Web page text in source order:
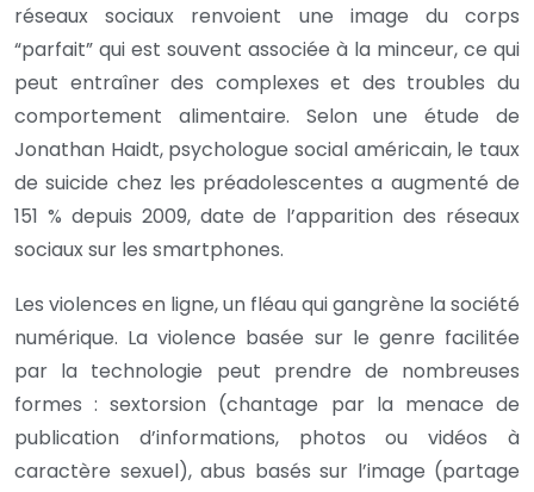
réseaux sociaux renvoient une image du corps
“parfait” qui est souvent associée à la minceur, ce qui
peut entraîner des complexes et des troubles du
comportement alimentaire. Selon une étude de
Jonathan Haidt, psychologue social américain, le taux
de suicide chez les préadolescentes a augmenté de
151 % depuis 2009, date de l’apparition des réseaux
sociaux sur les smartphones.
Les violences en ligne, un fléau qui gangrène la société
numérique. La violence basée sur le genre facilitée
par la technologie peut prendre de nombreuses
formes : sextorsion (chantage par la menace de
publication d’informations, photos ou vidéos à
caractère sexuel), abus basés sur l’image (partage